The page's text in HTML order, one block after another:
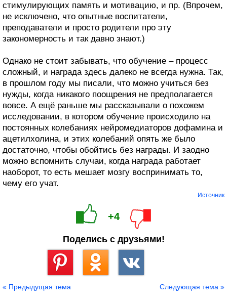
стимулирующих память и мотивацию, и пр. (Впрочем,
не исключено, что опытные воспитатели,
преподаватели и просто родители про эту
закономерность и так давно знают.)
Однако не стоит забывать, что обучение – процесс
сложный, и награда здесь далеко не всегда нужна. Так,
в прошлом году мы писали, что можно учиться без
нужды, когда никакого поощрения не предполагается
вовсе. А ещё раньше мы рассказывали о похожем
исследовании, в котором обучение происходило на
постоянных колебаниях нейромедиаторов дофамина и
ацетилхолина, и этих колебаний опять же было
достаточно, чтобы обойтись без награды. И заодно
можно вспомнить случаи, когда награда работает
наоборот, то есть мешает мозгу воспринимать то,
чему его учат.
Источник
+4
Поделись с друзьями!
« Предыдущая тема Следующая тема »